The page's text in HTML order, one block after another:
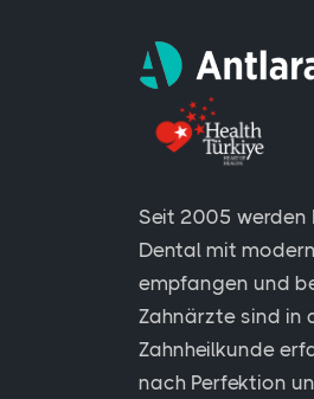
Seit 2005 werden
Dental mit
empfangen und
Zahnärzte sind in
Zahnheilkunde
nach Perfektion